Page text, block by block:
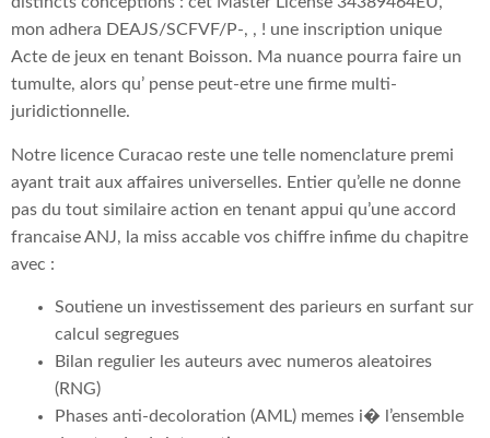
mon adhera DEAJS/SCFVF/P-, , ! une inscription unique
Acte de jeux en tenant Boisson. Ma nuance pourra faire un
tumulte, alors qu’ pense peut-etre une firme multi-
juridictionnelle.
Notre licence Curacao reste une telle nomenclature premi
ayant trait aux affaires universelles. Entier qu’elle ne donne
pas du tout similaire action en tenant appui qu’une accord
francaise ANJ, la miss accable vos chiffre infime du chapitre
avec :
Soutiene un investissement des parieurs en surfant sur
calcul segregues
Bilan regulier les auteurs avec numeros aleatoires
(RNG)
Phases anti-decoloration (AML) memes i� l’ensemble